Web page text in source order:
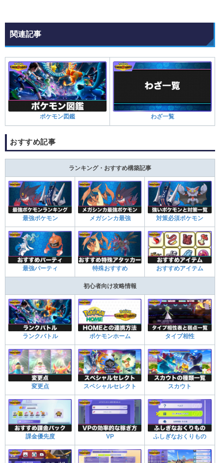
関連記事
ポケモン図鑑 わざ一覧
おすすめ記事
ランキング・おすすめ構築記事
最強ポケモン メガシンカ最強 対策必須ポケモン
最強パーティ 特殊おすすめ おすすめアイテム
初心者向け攻略情報
ランクバトル ポケモンホーム タイプ相性
変更点 スペシャルセレクト スカウト
課金優先度 VP ふしぎなおくりもの